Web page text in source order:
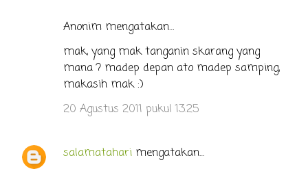
Anonim mengatakan…
mak, yang mak tanganin skarang yang
mana ? madep depan ato madep samping,
makasih mak :)
20 Agustus 2011 pukul 13.25
salamatahari mengatakan…